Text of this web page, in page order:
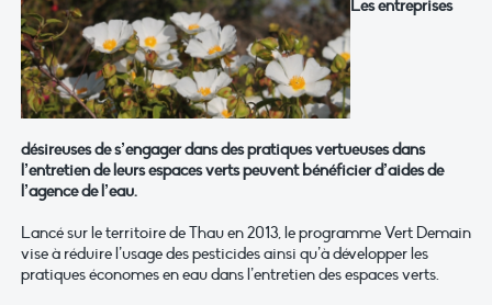
Les entreprises
désireuses de s’engager dans des pratiques vertueuses dans
l’entretien de leurs espaces verts peuvent bénéficier d’aides de
l’agence de l’eau.
Lancé sur le territoire de Thau en 2013, le programme Vert Demain
vise à réduire l’usage des pesticides ainsi qu’à développer les
pratiques économes en eau dans l’entretien des espaces verts.